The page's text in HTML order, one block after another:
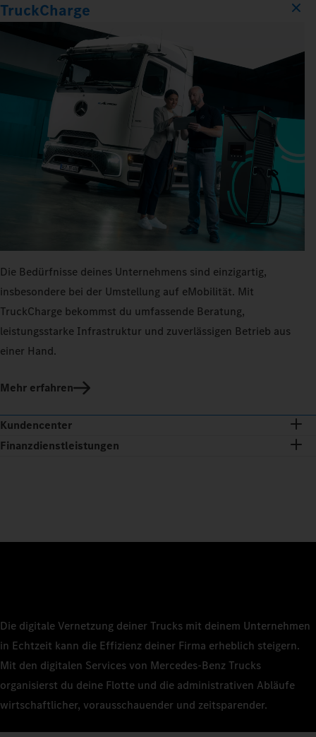
TruckCharge
Die Bedürfnisse deines Unternehmens sind einzigartig,
insbesondere bei der Umstellung auf eMobilität. Mit
TruckCharge bekommst du umfassende Beratung,
leistungsstarke Infrastruktur und zuverlässigen Betrieb aus
einer Hand.
Mehr erfahren
Kundencenter
Finanzdienstleistungen
Die digitale Vernetzung deiner Trucks mit deinem Unternehmen
in Echtzeit kann die Effizienz deiner Firma erheblich steigern.
Mit den digitalen Services von Mercedes‑Benz Trucks
organisierst du deine Flotte und die administrativen Abläufe
wirtschaftlicher, vorausschauender und zeitsparender.